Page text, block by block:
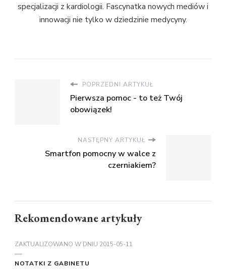
specjalizacji z kardiologii. Fascynatka nowych mediów i
innowacji nie tylko w dziedzinie medycyny.
POPRZEDNI ARTYKUŁ
Pierwsza pomoc - to też Twój
obowiązek!
NASTĘPNY ARTYKUŁ
Smartfon pomocny w walce z
czerniakiem?
Rekomendowane artykuły
ZAKTUALIZOWANO W DNIU 2015-05-11
NOTATKI Z GABINETU